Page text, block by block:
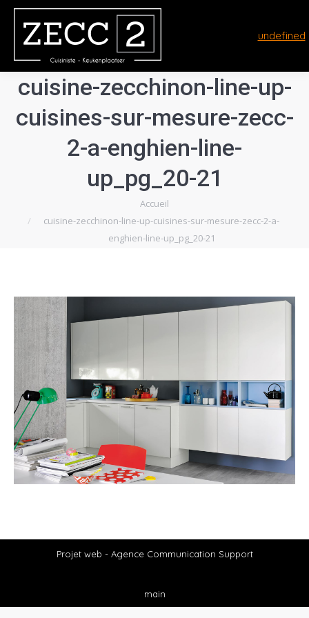
undefined
cuisine-zecchinon-line-up-
cuisines-sur-mesure-zecc-
2-a-enghien-line-
up_pg_20-21
Accueil
cuisine-zecchinon-line-up-cuisines-sur-mesure-zecc-2-a-
enghien-line-up_pg_20-21
Projet web - Agence Communication Support
main